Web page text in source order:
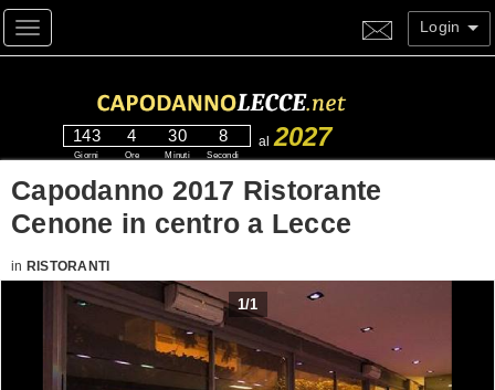
Toggle navigation Login
143
Giorni
4
Ore
30
Minuti
7
Secondi
al 2027
Capodanno 2017 Ristorante
Cenone in centro a Lecce
in RISTORANTI
1/1